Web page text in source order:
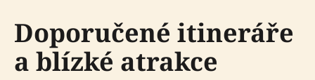
Doporučené itineráře
a blízké atrakce